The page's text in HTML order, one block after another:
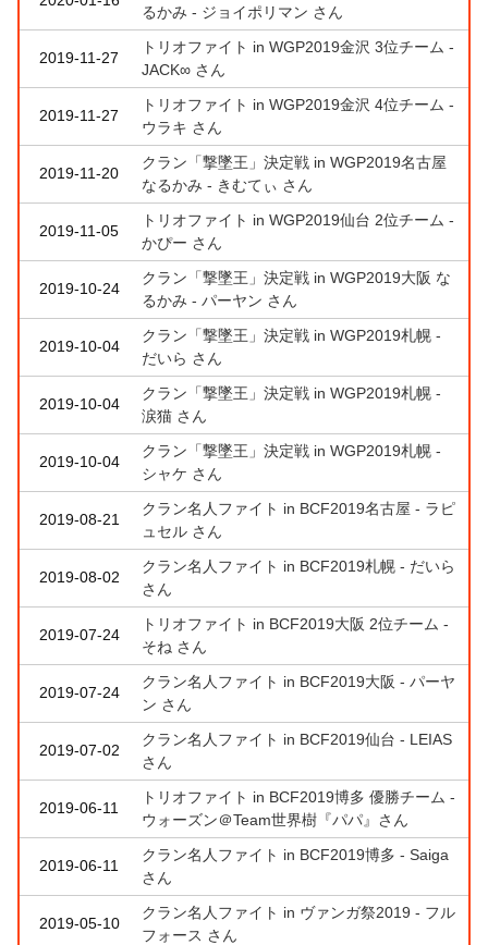
るかみ - ジョイポリマン さん
2019-11-27
トリオファイト in WGP2019金沢 3位チーム -
JACK∞ さん
2019-11-27
トリオファイト in WGP2019金沢 4位チーム -
ウラキ さん
2019-11-20
クラン「撃墜王」決定戦 in WGP2019名古屋
なるかみ - きむてぃ さん
2019-11-05
トリオファイト in WGP2019仙台 2位チーム -
かぴー さん
2019-10-24
クラン「撃墜王」決定戦 in WGP2019大阪 な
るかみ - パーヤン さん
2019-10-04
クラン「撃墜王」決定戦 in WGP2019札幌 -
だいら さん
2019-10-04
クラン「撃墜王」決定戦 in WGP2019札幌 -
涙猫 さん
2019-10-04
クラン「撃墜王」決定戦 in WGP2019札幌 -
シャケ さん
2019-08-21
クラン名人ファイト in BCF2019名古屋 - ラピ
ュセル さん
2019-08-02
クラン名人ファイト in BCF2019札幌 - だいら
さん
2019-07-24
トリオファイト in BCF2019大阪 2位チーム -
そね さん
2019-07-24
クラン名人ファイト in BCF2019大阪 - パーヤ
ン さん
2019-07-02
クラン名人ファイト in BCF2019仙台 - LEIAS
さん
2019-06-11
トリオファイト in BCF2019博多 優勝チーム -
ウォーズン＠Team世界樹『パパ』さん
2019-06-11
クラン名人ファイト in BCF2019博多 - Saiga
さん
2019-05-10
クラン名人ファイト in ヴァンガ祭2019 - フル
フォース さん